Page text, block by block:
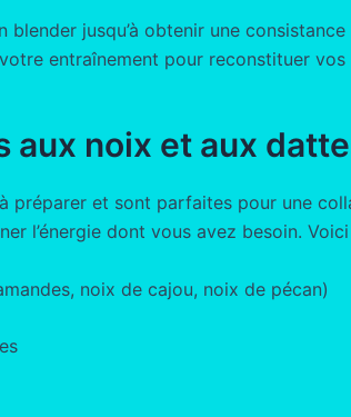
blender jusqu’à obtenir une
entraînement pour reconstituer
aux noix et aux
préparer et sont parfaites pour une
l’énergie dont vous avez besoin.
noix de cajou, noix de pécan)